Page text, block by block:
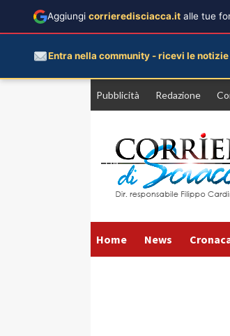
Pubblicità Redazione
Home News
Aggiungi corrieredisciacca.it alle tue
Entra nella community - ricevi le